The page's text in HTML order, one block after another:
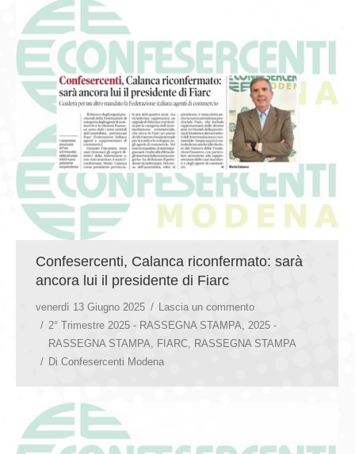
Confesercenti, Calanca riconfermato: sarà
ancora lui il presidente di Fiarc
venerdì 13 Giugno 2025
Lascia un commento
2° Trimestre 2025 - RASSEGNA STAMPA
2025 -
RASSEGNA STAMPA
FIARC
RASSEGNA STAMPA
Di Confesercenti Modena